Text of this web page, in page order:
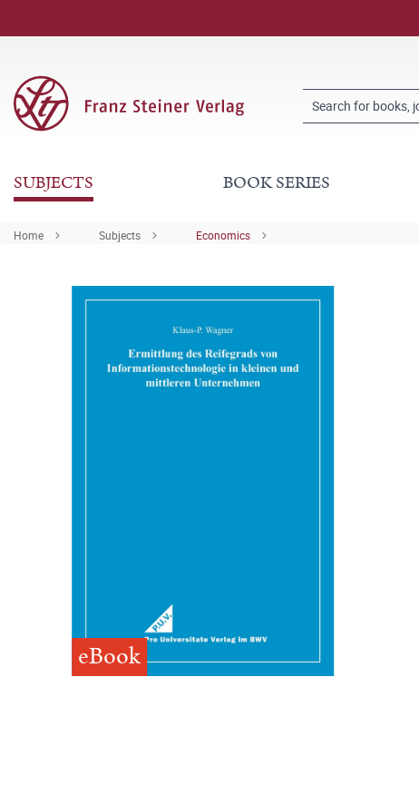
SUBJECTS BOOK SERIES
Home Subjects Economics
eBook